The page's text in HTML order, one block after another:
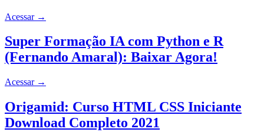
Acessar →
Super Formação IA com Python e R
(Fernando Amaral): Baixar Agora!
Acessar →
Origamid: Curso HTML CSS Iniciante
Download Completo 2021